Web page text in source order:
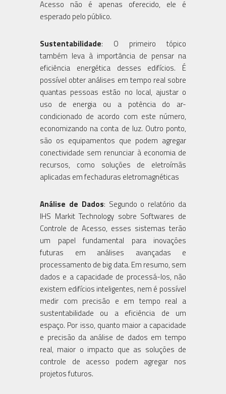
Acesso não é apenas oferecido, ele é
esperado pelo público.
Sustentabilidade: O primeiro tópico
também leva à importância de pensar na
eficiência energética desses edifícios. É
possível obter análises em tempo real sobre
quantas pessoas estão no local, ajustar o
uso de energia ou a potência do ar-
condicionado de acordo com este número,
economizando na conta de luz. Outro ponto,
são os equipamentos que podem agregar
conectividade sem renunciar à economia de
recursos, como soluções de eletroímãs
aplicadas em fechaduras eletromagnéticas
Análise de Dados: Segundo o relatório da
IHS Markit Technology sobre Softwares de
Controle de Acesso, esses sistemas terão
um papel fundamental para inovações
futuras em análises avançadas e
processamento de big data. Em resumo, sem
dados e a capacidade de processá-los, não
existem edifícios inteligentes, nem é possível
medir com precisão e em tempo real a
sustentabilidade ou a eficiência de um
espaço. Por isso, quanto maior a capacidade
e precisão da análise de dados em tempo
real, maior o impacto que as soluções de
controle de acesso podem agregar nos
projetos futuros.